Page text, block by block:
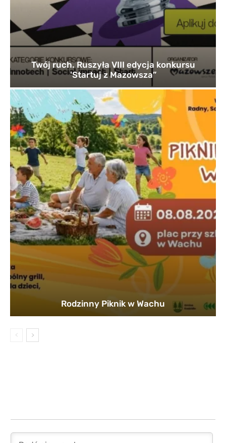
Twój ruch. Ruszyła VIII edycja konkursu
'Startuj z Mazowsza”
Rodzinny Piknik w Wachu